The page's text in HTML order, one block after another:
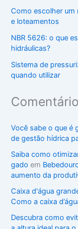
Como escolher um
e loteamentos
NBR 5626: o que
hidráulicas?
Sistema de
quando utilizar
Você sabe o que é
de gestão hídrica
Saiba como
gado em
aumento da
Caixa d'água
Como a caixa
Descubra como